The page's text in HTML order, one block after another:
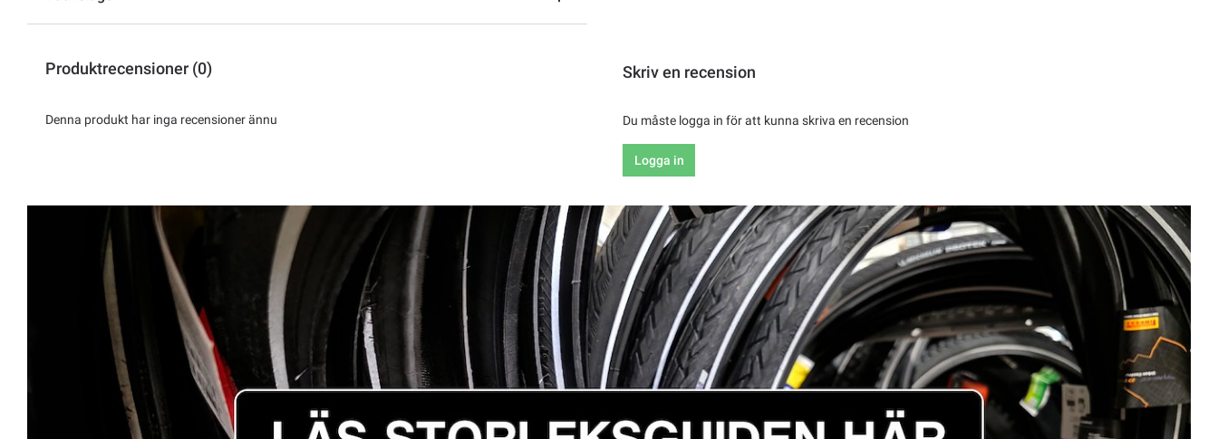
Produktrecensioner (0)
Denna produkt har inga recensioner ännu
Skriv en recension
Du måste logga in för att kunna skriva en recension
Logga in